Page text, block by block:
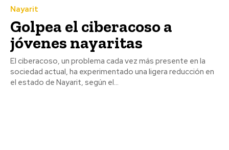
Nayarit
Golpea el ciberacoso a
jóvenes nayaritas
El ciberacoso, un problema cada vez más presente en la
sociedad actual, ha experimentado una ligera reducción en
el estado de Nayarit, según el...